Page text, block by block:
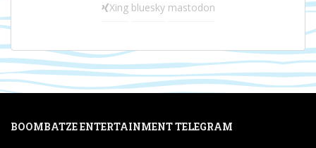
Xing bluesky mastodon
BOOMBATZE ENTERTAINMENT TELEGRAM